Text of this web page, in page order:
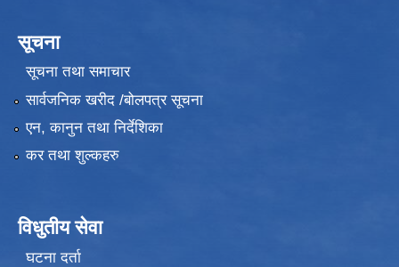
सूचना
सूचना तथा समाचार
सार्वजनिक खरीद /बोलपत्र सूचना
एन, कानुन तथा निर्देशिका
कर तथा शुल्कहरु
विधुतीय सेवा
घटना दर्ता